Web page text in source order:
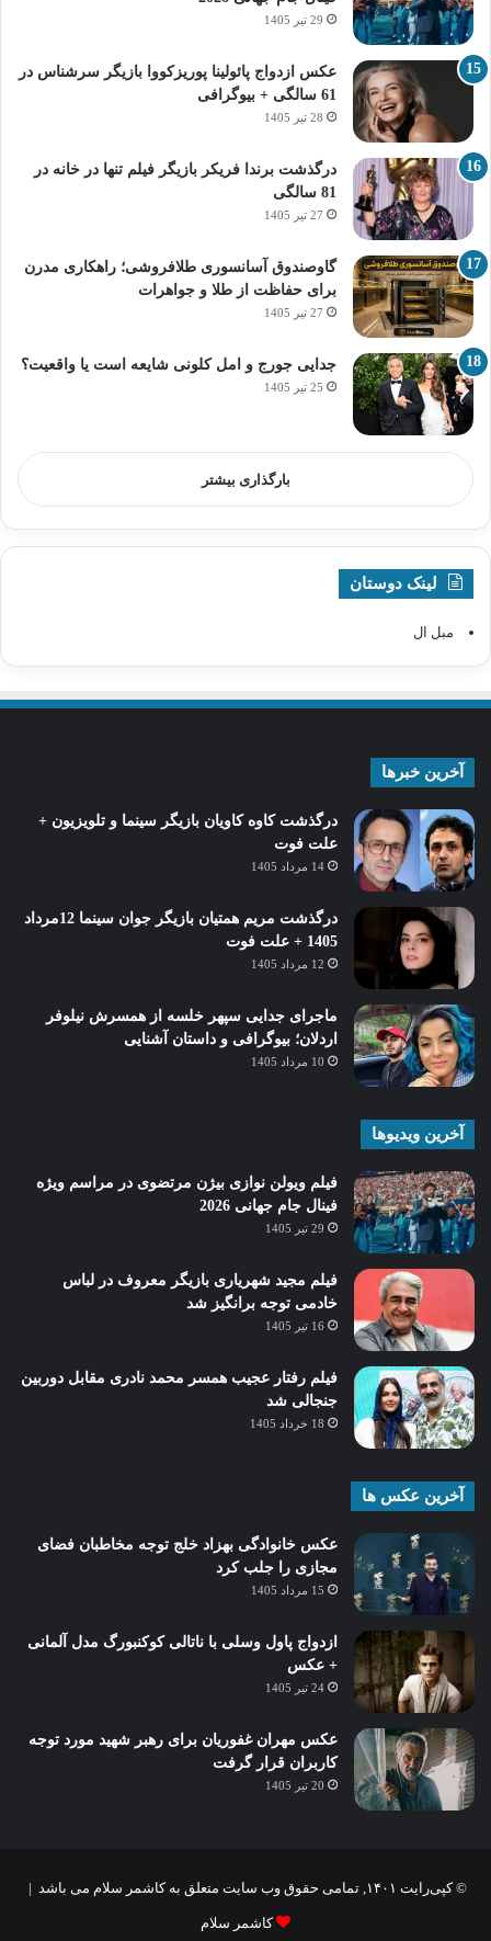
29 تیر 1405
عکس ازدواج پائولینا پوریزکووا بازیگر سرشناس در
61 سالگی + بیوگرافی
28 تیر 1405
درگذشت برندا فریکر بازیگر فیلم تنها در خانه در
81 سالگی
27 تیر 1405
گاوصندوق آسانسوری طلافروشی؛ راهکاری مدرن
برای حفاظت از طلا و جواهرات
27 تیر 1405
جدایی جورج و امل کلونی شایعه است یا واقعیت؟
25 تیر 1405
بارگذاری بیشتر
لینک دوستان
مبل ال
آخرین خبرها
درگذشت کاوه کاویان بازیگر سینما و تلویزیون +
علت فوت
14 مرداد 1405
درگذشت مریم همتیان بازیگر جوان سینما 12مرداد
1405 + علت فوت
12 مرداد 1405
ماجرای جدایی سپهر خلسه از همسرش نیلوفر
اردلان؛ بیوگرافی و داستان آشنایی
10 مرداد 1405
آخرین ویدیوها
فیلم ویولن نوازی بیژن مرتضوی در مراسم ویژه
فینال جام جهانی 2026
29 تیر 1405
فیلم مجید شهریاری بازیگر معروف در لباس
خادمی توجه برانگیز شد
16 تیر 1405
فیلم رفتار عجیب همسر محمد نادری مقابل دوربین
جنجالی شد
18 خرداد 1405
آخرین عکس ها
عکس خانوادگی بهزاد خلج توجه مخاطبان فضای
مجازی را جلب کرد
15 مرداد 1405
ازدواج پاول وسلی با ناتالی کوکنبورگ مدل آلمانی
+ عکس
24 تیر 1405
عکس مهران غفوریان برای رهبر شهید مورد توجه
کاربران قرار گرفت
20 تیر 1405
© کپی‌رایت ۱۴۰۱, تمامی حقوق وب سایت متعلق به کاشمر سلام می باشد |
کاشمر سلام